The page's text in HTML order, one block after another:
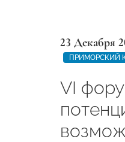
23 Декабря
ПРИМОРСКИЙ
VI